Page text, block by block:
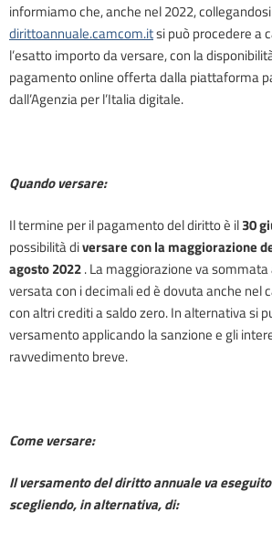
informiamo che, anche nel 2022,
dirittoannuale.camcom.itsi può procedere a
l’esatto importo da versare, con la
pagamento online offerta dalla piattaforma
dall’Agenzia per l’Italia digitale.
Quando versare:
Il termine per il pagamento del diritto è il30
possibilità diversare con la maggiorazione
agosto 2022. La maggiorazione va
versata con i decimali ed è dovuta anche nel
con altri crediti a saldo zero. In alternativa si
versamento applicando la sanzione e gli
ravvedimento breve.
Come versare:
Il versamento del diritto annuale va
scegliendo, in alternativa, di: